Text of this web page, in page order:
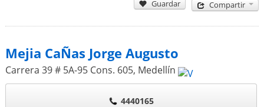
Guardar Compartir
Mejia CaÑas Jorge Augusto
Carrera 39 # 5A-95 Cons. 605, Medellín
4440165